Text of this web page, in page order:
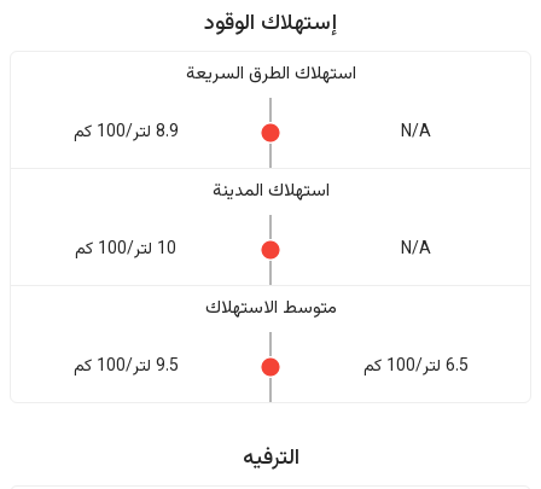
إستهلاك الوقود
استهلاك الطرق السريعة
N/A 8.9 لتر/100 كم
استهلاك المدينة
N/A 10 لتر/100 كم
متوسط الاستهلاك
6.5 لتر/100 كم 9.5 لتر/100 كم
الترفيه